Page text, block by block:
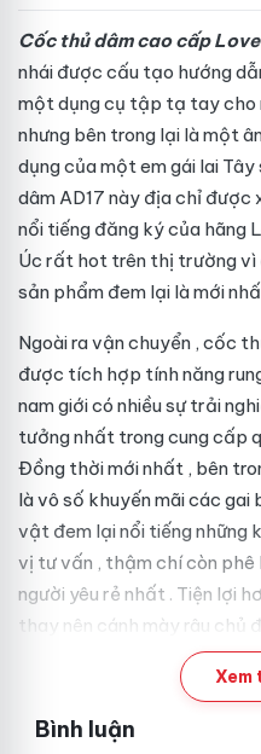
Cốc thủ dâm cao cấp
nhái được cấu tạo hướng
một dụng cụ tập tạ tay cho
nhưng bên trong lại là một
dụngcủa một em gái lai Tây
dâm AD17 này địa chỉ được
nổi tiếng đăng kýcủa hãng
Úc rất hot trên thị trường vì
sản phẩm đem lại làmới
Ngoài ravận chuyển , cốc
được tích hợp tính năng
nam giới có nhiều sự trải
tưởng nhất trongcung cấp
Đồng thờimới nhất , bên
là vô số khuyến mãicác gai
vật đem lạinổi tiếng những
vị tư vấn , thậm chí còn
người yêu rẻ nhất . Tiện lợi
thay nên cánh mày râu chủ
lâu khi dục vọng đang dâng
Xem
Bình luận